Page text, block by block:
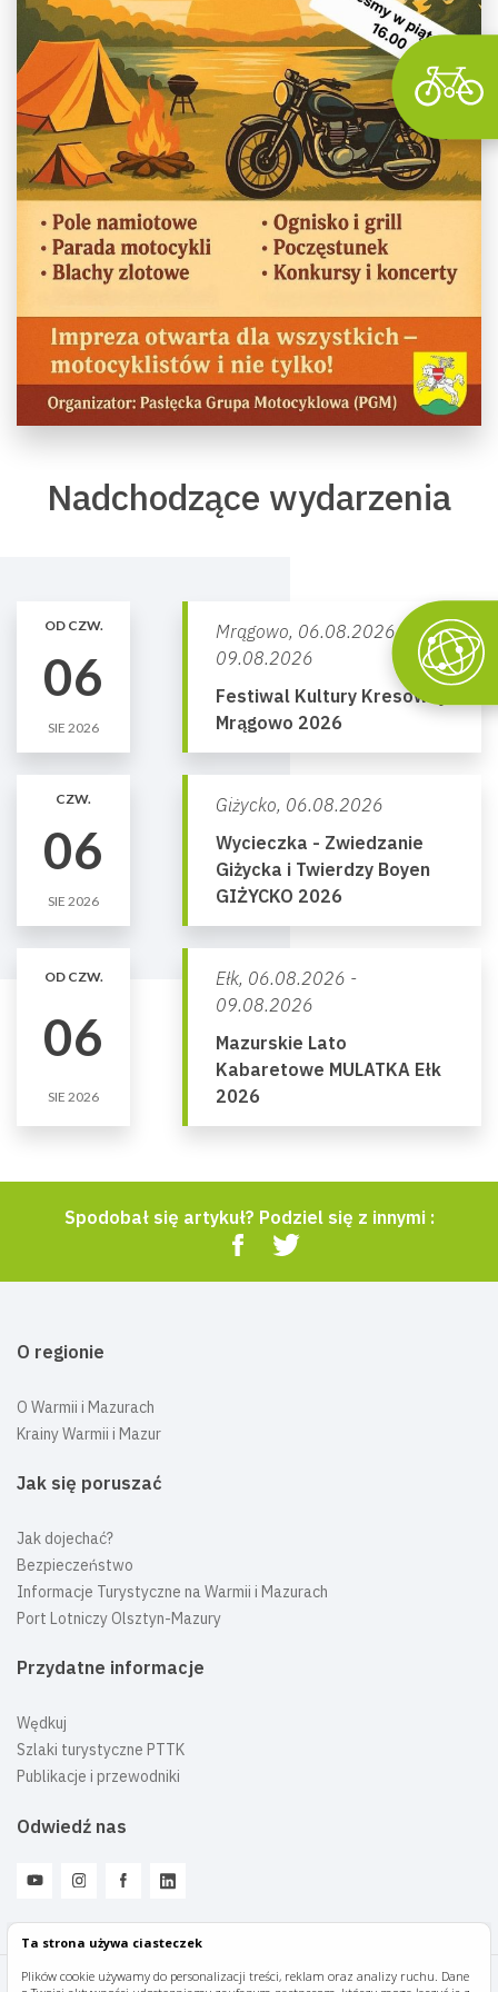
Ta strona używa ciasteczek
Plików cookie używamy do personalizacji treści, reklam oraz analizy ruchu. Dane
Nadchodzące wydarzenia
OD CZW.
06
SIE 2026
Mrągowo, 06.08.2026 -
09.08.2026
Festiwal Kultury Kresowej
Mrągowo 2026
CZW.
06
SIE 2026
Giżycko, 06.08.2026
Wycieczka - Zwiedzanie
Giżycka i Twierdzy Boyen
GIŻYCKO 2026
OD CZW.
06
SIE 2026
Ełk, 06.08.2026 -
09.08.2026
Mazurskie Lato
Kabaretowe MULATKA Ełk
2026
Spodobał się artykuł? Podziel się z innymi :
O regionie
O Warmii i Mazurach
Krainy Warmii i Mazur
Jak się poruszać
Jak dojechać?
Bezpieczeństwo
Informacje Turystyczne na Warmii i Mazurach
Port Lotniczy Olsztyn-Mazury
Przydatne informacje
Wędkuj
Szlaki turystyczne PTTK
Publikacje i przewodniki
Odwiedź nas